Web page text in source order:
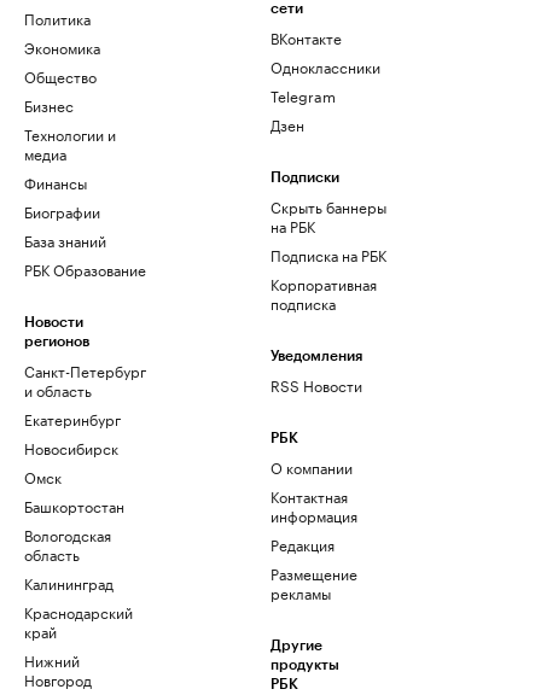
Политика
Экономика
Общество
Бизнес
Технологии и
медиа
Финансы
Биографии
База знаний
РБК Образование
Новости
регионов
Санкт-Петербург
и область
Екатеринбург
Новосибирск
Омск
Башкортостан
Вологодская
область
Калининград
Краснодарский
край
Нижний
Новгород
сети
ВКонтакте
Одноклассники
Telegram
Дзен
Подписки
Скрыть баннеры
на РБК
Подписка на РБК
Корпоративная
подписка
Уведомления
RSS Новости
РБК
О компании
Контактная
информация
Редакция
Размещение
рекламы
Другие
продукты
РБК